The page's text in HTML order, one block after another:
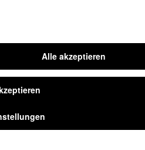
Alle akzeptieren